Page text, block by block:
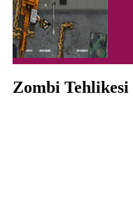
Zombi Tehlikesi